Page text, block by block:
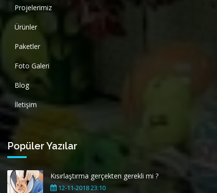
Projelerimiz
Ürünler
Paketler
Foto Galeri
Blog
İletişim
Popüler Yazılar
Kısırlaştırma gerçekten gerekli mi ?
12-11-2018 23:10